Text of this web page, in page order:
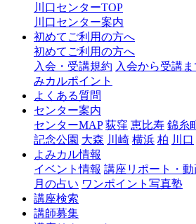
川口センターTOP
川口センター案内
初めてご利用の方へ
初めてご利用の方へ
入会・受講規約 入会から受講
みカルポイント
よくある質問
センター案内
センターMAP 荻窪 恵比寿 錦糸
記念公園 大森 川崎 横浜 柏 川口
よみカル情報
イベント情報 講座リポート・動
月の占い ワンポイント写真塾
講座検索
講師募集